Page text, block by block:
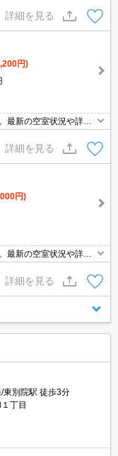
詳細を見る
円)
最新の空室状況や詳細
詳細を見る
円)
最新の空室状況や詳細
詳細を見る
東別院駅 徒歩3分
丁目